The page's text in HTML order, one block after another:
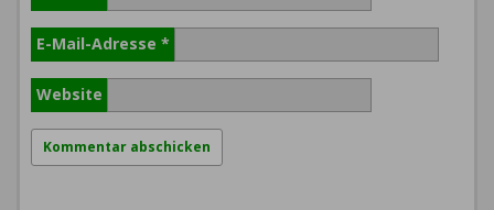
E-Mail-Adresse *
Website